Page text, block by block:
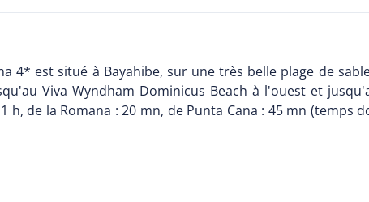
4* est situé à Bayahibe, sur une très belle plage de
Viva Wyndham Dominicus Beach à l'ouest et
de la Romana : 20 mn, de Punta Cana : 45 mn (temps